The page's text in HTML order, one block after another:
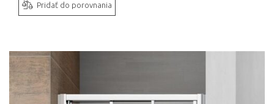
Pridať do porovnania